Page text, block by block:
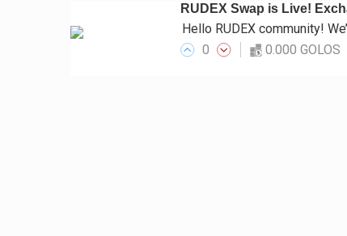
RUDEX Swap is Live!
0
0.000 GOLOS